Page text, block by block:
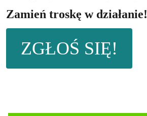
Zamień troskę w działanie!
ZGŁOŚ SIĘ!